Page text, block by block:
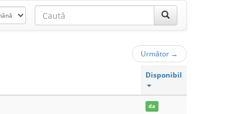
Următor →
Disponibil
da